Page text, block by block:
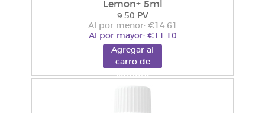
Lemon+ 5ml
9.50 PV
Al por menor: €14.61
Al por mayor: €11.10
Agregar al
carro de
compra